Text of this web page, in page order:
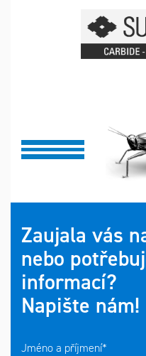
Zaujala vás
nebo
informací?
Napište nám!
Jméno a příjmení*